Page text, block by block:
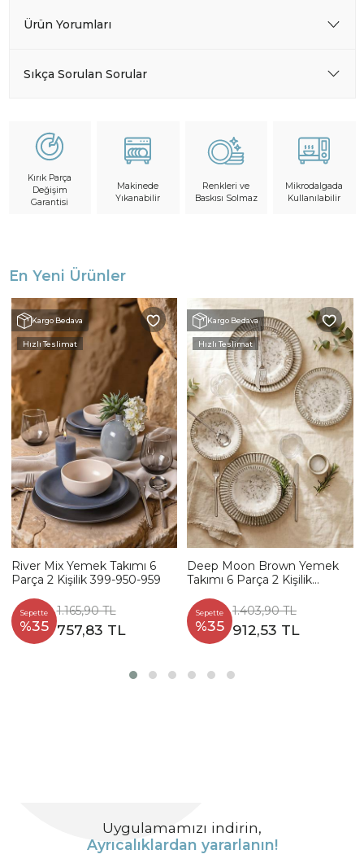
Ürün Yorumları
Sıkça Sorulan Sorular
Kırık Parça
Değişim
Garantisi
Makinede
Yıkanabilir
Renkleri ve
Baskısı Solmaz
Mikrodalgada
Kullanılabilir
En Yeni Ürünler
Kargo Bedava
Hızlı Teslimat
River Mix Yemek Takımı 6
Parça 2 Kişilik 399-950-959
Sepette
%35
1.165,90 TL
757,83 TL
Kargo Bedava
Hızlı Teslimat
Deep Moon Brown Yemek
Takımı 6 Parça 2 Kişilik
Sepette
%35
1.403,90 TL
912,53 TL
Uygulamamızı indirin,
Ayrıcalıklardan yararlanın!